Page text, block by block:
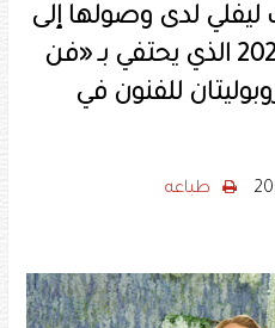
ليفلي لدى وصولها إلى
حفل ميت غالا لعام 2026 الذي يحتفي بـ «فن
للفنون في
طباعه